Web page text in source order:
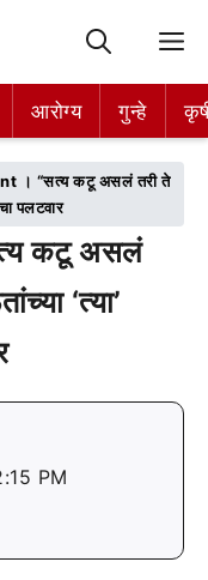
आरोग्य गुन्हे
आरोग्य गुन्हे
। “सत्य कटू असलं तरी ते
पलटवार
कटू असलं
‘त्या’
PM